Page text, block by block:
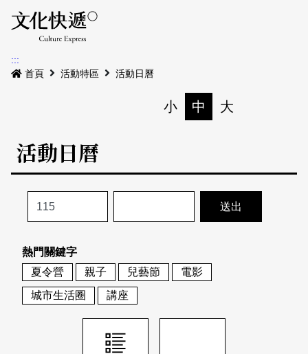
最新公告
本期專題
歷史專題
活動特區
活動列表
地圖搜尋
關於我們
關於我們
刊物索取地點
會員基本資料
刊登活動
網站導覽 English
日本語 登入/註冊
:::
首頁
活動特區 活動日曆
小 中 大
活動日曆
熱門關鍵字
夏令營
親子 兒藝節
電影
城市生活圈
講座